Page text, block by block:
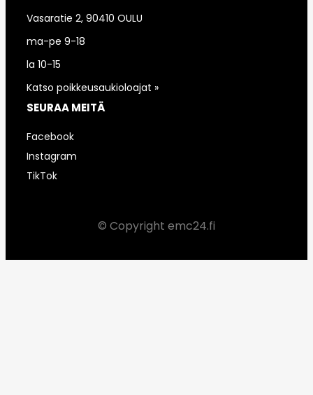
Vasaratie 2, 90410 OULU
ma-pe 9-18
la 10-15
Katso poikkeusaukioloajat »
SEURAA MEITÄ
Facebook
Instagram
TikTok
© Copyright emc24.fi